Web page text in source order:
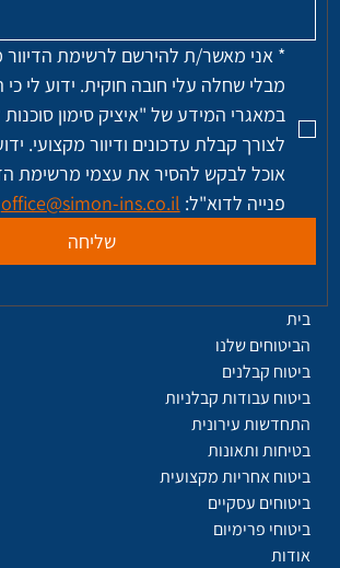
*
פנייה לדוא"ל: office@simon-ins.co.il
שליחה
אודות
בית
הביטוחים שלנו
ביטוח קבלנים
ביטוח עבודות קבלניות
התחדשות עירונית
בטיחות ותאונות
ביטוח אחריות מקצועית
ביטוחים עסקיים
ביטוחי פרימיום